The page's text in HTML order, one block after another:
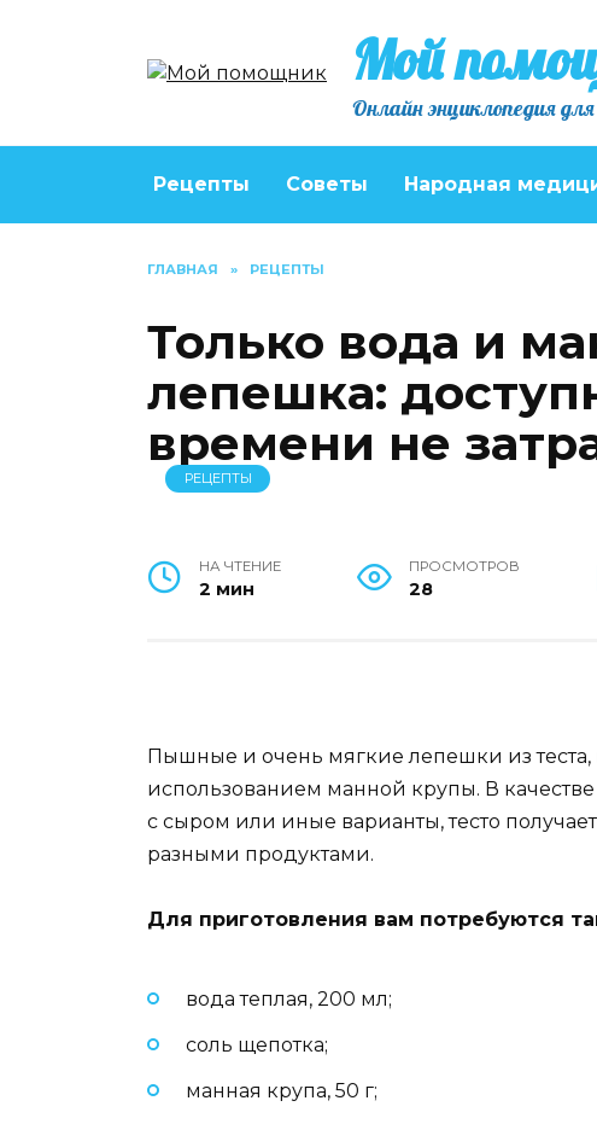
Мой
Онлайн энциклопедия
Рецепты Советы Народная
ГЛАВНАЯ » РЕЦЕПТЫ
Только вода и
лепешка:
времени не
РЕЦЕПТЫ
НА ЧТЕНИЕ
2 мин
ПРОСМОТРОВ
28
Пышные и очень мягкие лепешки из
использованием манной крупы. В
с сыром или иные варианты, тесто
разными продуктами.
Для приготовления вам потребуются
вода теплая, 200 мл;
соль щепотка;
манная крупа, 50 г;